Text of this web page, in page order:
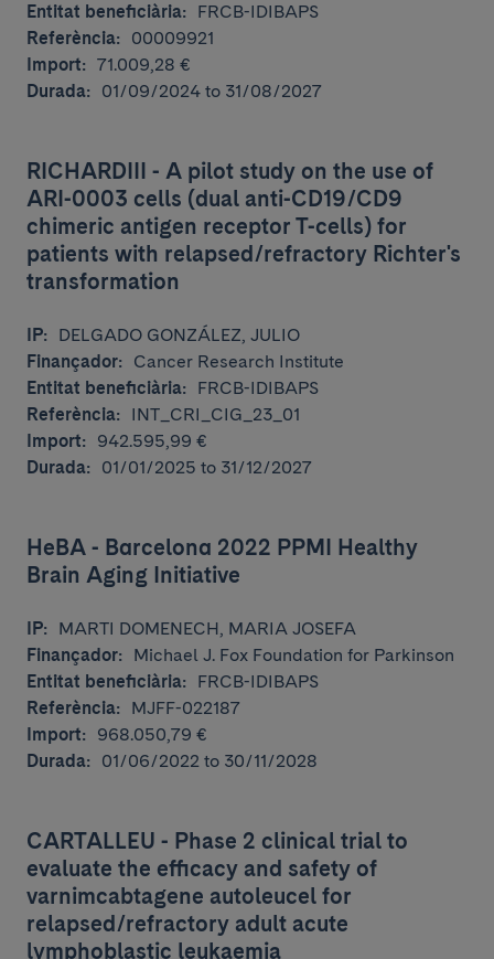
Entitat beneficiària:
FRCB-IDIBAPS
Referència:
00009921
Import: 71.009,28 €
Durada:
01/09/2024 to 31/08/2027
RICHARDIII - A pilot study on the use of
ARI-0003 cells (dual anti-CD19/CD9
chimeric antigen receptor T-cells) for
patients with relapsed/refractory Richter's
transformation
IP:
DELGADO GONZÁLEZ, JULIO
Finançador:
Cancer Research Institute
Entitat beneficiària:
FRCB-IDIBAPS
Referència:
INT_CRI_CIG_23_01
Import:
942.595,99 €
Durada:
01/01/2025 to 31/12/2027
HeBA - Barcelona 2022 PPMI Healthy
Brain Aging Initiative
IP:
MARTI DOMENECH, MARIA JOSEFA
Finançador:
Michael J. Fox Foundation for Parkinson
Entitat beneficiària:
FRCB-IDIBAPS
Referència:
MJFF-022187
Import:
968.050,79 €
Durada:
01/06/2022 to 30/11/2028
CARTALLEU - Phase 2 clinical trial to
evaluate the efficacy and safety of
varnimcabtagene autoleucel for
relapsed/refractory adult acute
lymphoblastic leukaemia